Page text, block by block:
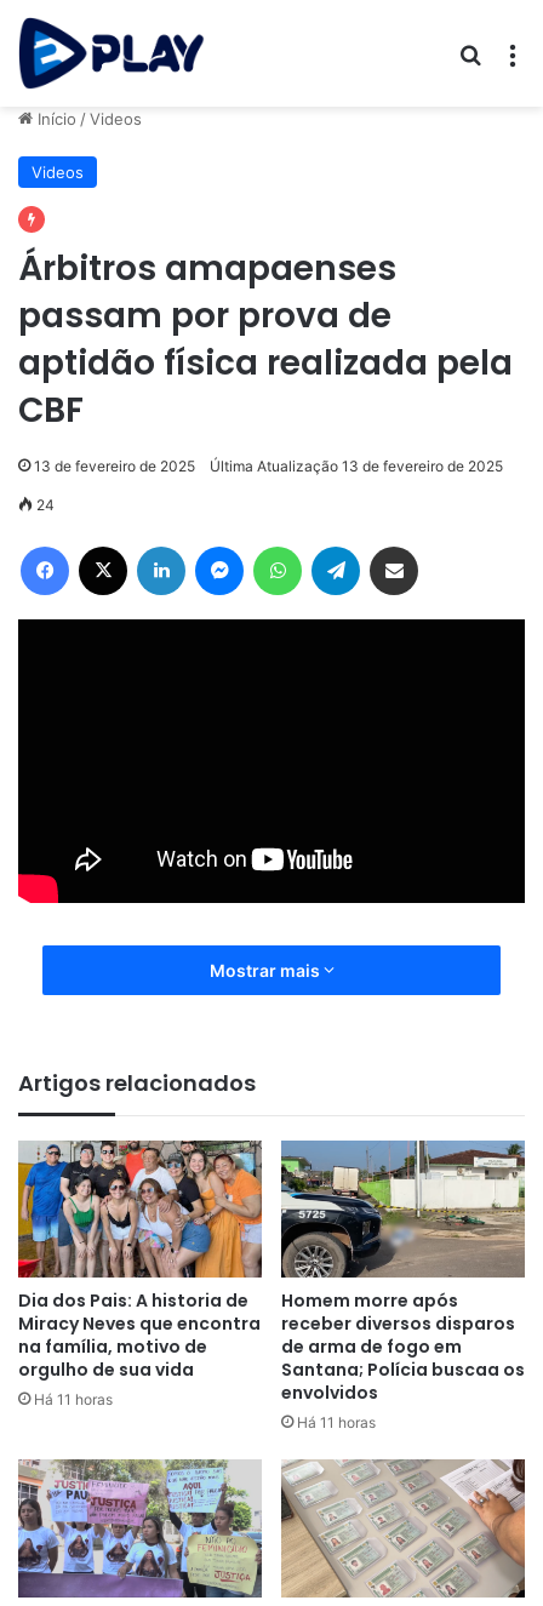
Início /Videos
Videos
Árbitros amapaenses
passam por prova de
aptidão física realizada pela
CBF
13 de fevereiro de 2025 Última Atualização 13 de fevereiro de 2025
24
Mostrar mais
Artigos relacionados
Dia dos Pais: A historia de
Miracy Neves que encontra
na família, motivo de
orgulho de sua vida
Há 11 horas
Homem morre após
receber diversos disparos
de arma de fogo em
Santana; Polícia buscaa os
envolvidos
Há 11 horas